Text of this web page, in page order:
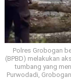
Polres Grobogan
(BPBD) melakukan
tumbang yang
Purwodadi,